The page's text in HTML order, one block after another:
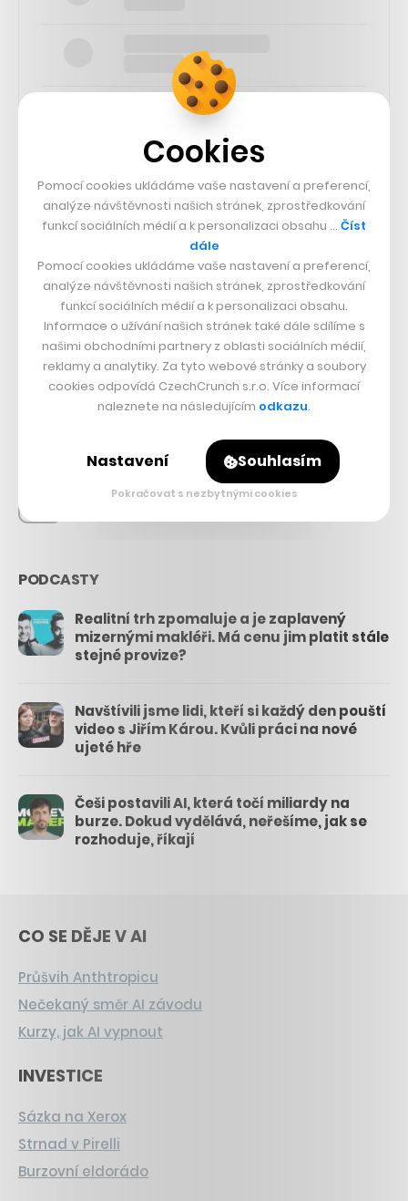
SLEDUJTE NÁS
73k
25k
56.4k
PODCASTY
Realitní trh zpomaluje a je zaplavený
mizernými makléři. Má cenu jim platit stále
stejné provize?
Navštívili jsme lidi, kteří si každý den pouští
video s Jiřím Károu. Kvůli práci na nové
ujeté hře
Češi postavili AI, která točí miliardy na
burze. Dokud vydělává, neřešíme, jak se
rozhoduje, říkají
CO SE DĚJE V AI
Průšvih Anthtropicu
Nečekaný směr AI závodu
Kurzy, jak AI vypnout
INVESTICE
Sázka na Xerox
Strnad v Pirelli
Burzovní eldorádo
Cookies
Pomocí cookies ukládáme vaše nastavení a preferencí,
analýze návštěvnosti našich stránek, zprostředkování
funkcí sociálních médií a k personalizaci obsahu … Číst
dále
Pomocí cookies ukládáme vaše nastavení a preferencí,
analýze návštěvnosti našich stránek, zprostředkování
funkcí sociálních médií a k personalizaci obsahu.
Informace o užívání našich stránek také dále sdílíme s
našimi obchodními partnery z oblasti sociálních médií,
reklamy a analytiky. Za tyto webové stránky a soubory
cookies odpovídá CzechCrunch s.r.o. Více informací
naleznete na následujícím odkazu.
Nastavení Souhlasím
Pokračovat s nezbytnými cookies